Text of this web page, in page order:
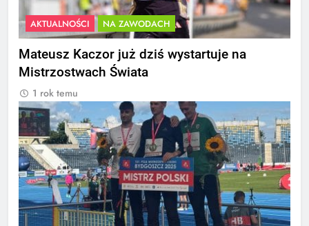
AKTUALNOŚCI NA ZAWODACH
Mateusz Kaczor już dziś wystartuje na
Mistrzostwach Świata
1 rok temu